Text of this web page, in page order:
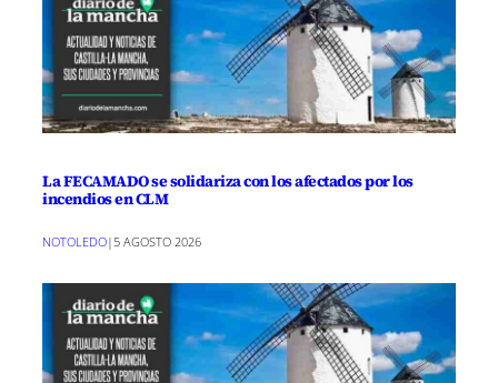
La FECAMADO se solidariza con los afectados por los
incendios en CLM
NOTOLEDO|5 AGOSTO 2026